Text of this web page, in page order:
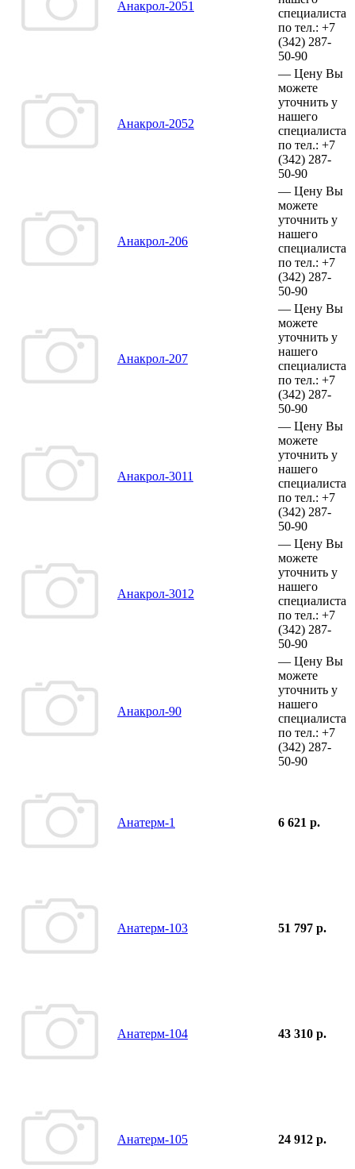
Анакрол-2051
специалиста
по тел.: +7
(342) 287-
50-90
Анакрол-2052
— Цену Вы
можете
уточнить у
нашего
специалиста
по тел.: +7
(342) 287-
50-90
Анакрол-206
— Цену Вы
можете
уточнить у
нашего
специалиста
по тел.: +7
(342) 287-
50-90
Анакрол-207
— Цену Вы
можете
уточнить у
нашего
специалиста
по тел.: +7
(342) 287-
50-90
Анакрол-3011
— Цену Вы
можете
уточнить у
нашего
специалиста
по тел.: +7
(342) 287-
50-90
Анакрол-3012
— Цену Вы
можете
уточнить у
нашего
специалиста
по тел.: +7
(342) 287-
50-90
Анакрол-90
— Цену Вы
можете
уточнить у
нашего
специалиста
по тел.: +7
(342) 287-
50-90
Анатерм-1 6 621 р.
Анатерм-103 51 797 р.
Анатерм-104 43 310 р.
Анатерм-105 24 912 р.